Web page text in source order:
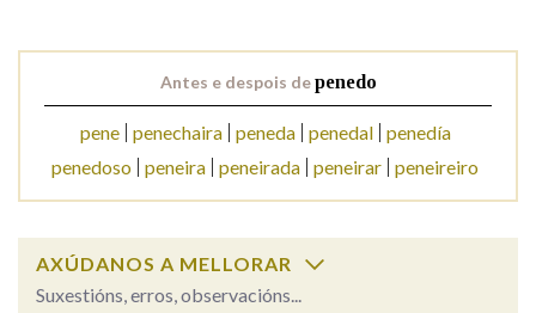
Nos exemplos
Na fraseoloxía
Antes e despois depenedo
pene penechaira peneda penedal
penedía
penedoso peneira peneirada peneirar peneireiro
AXÚDANOS A MELLORAR
Suxestións, erros, observacións...